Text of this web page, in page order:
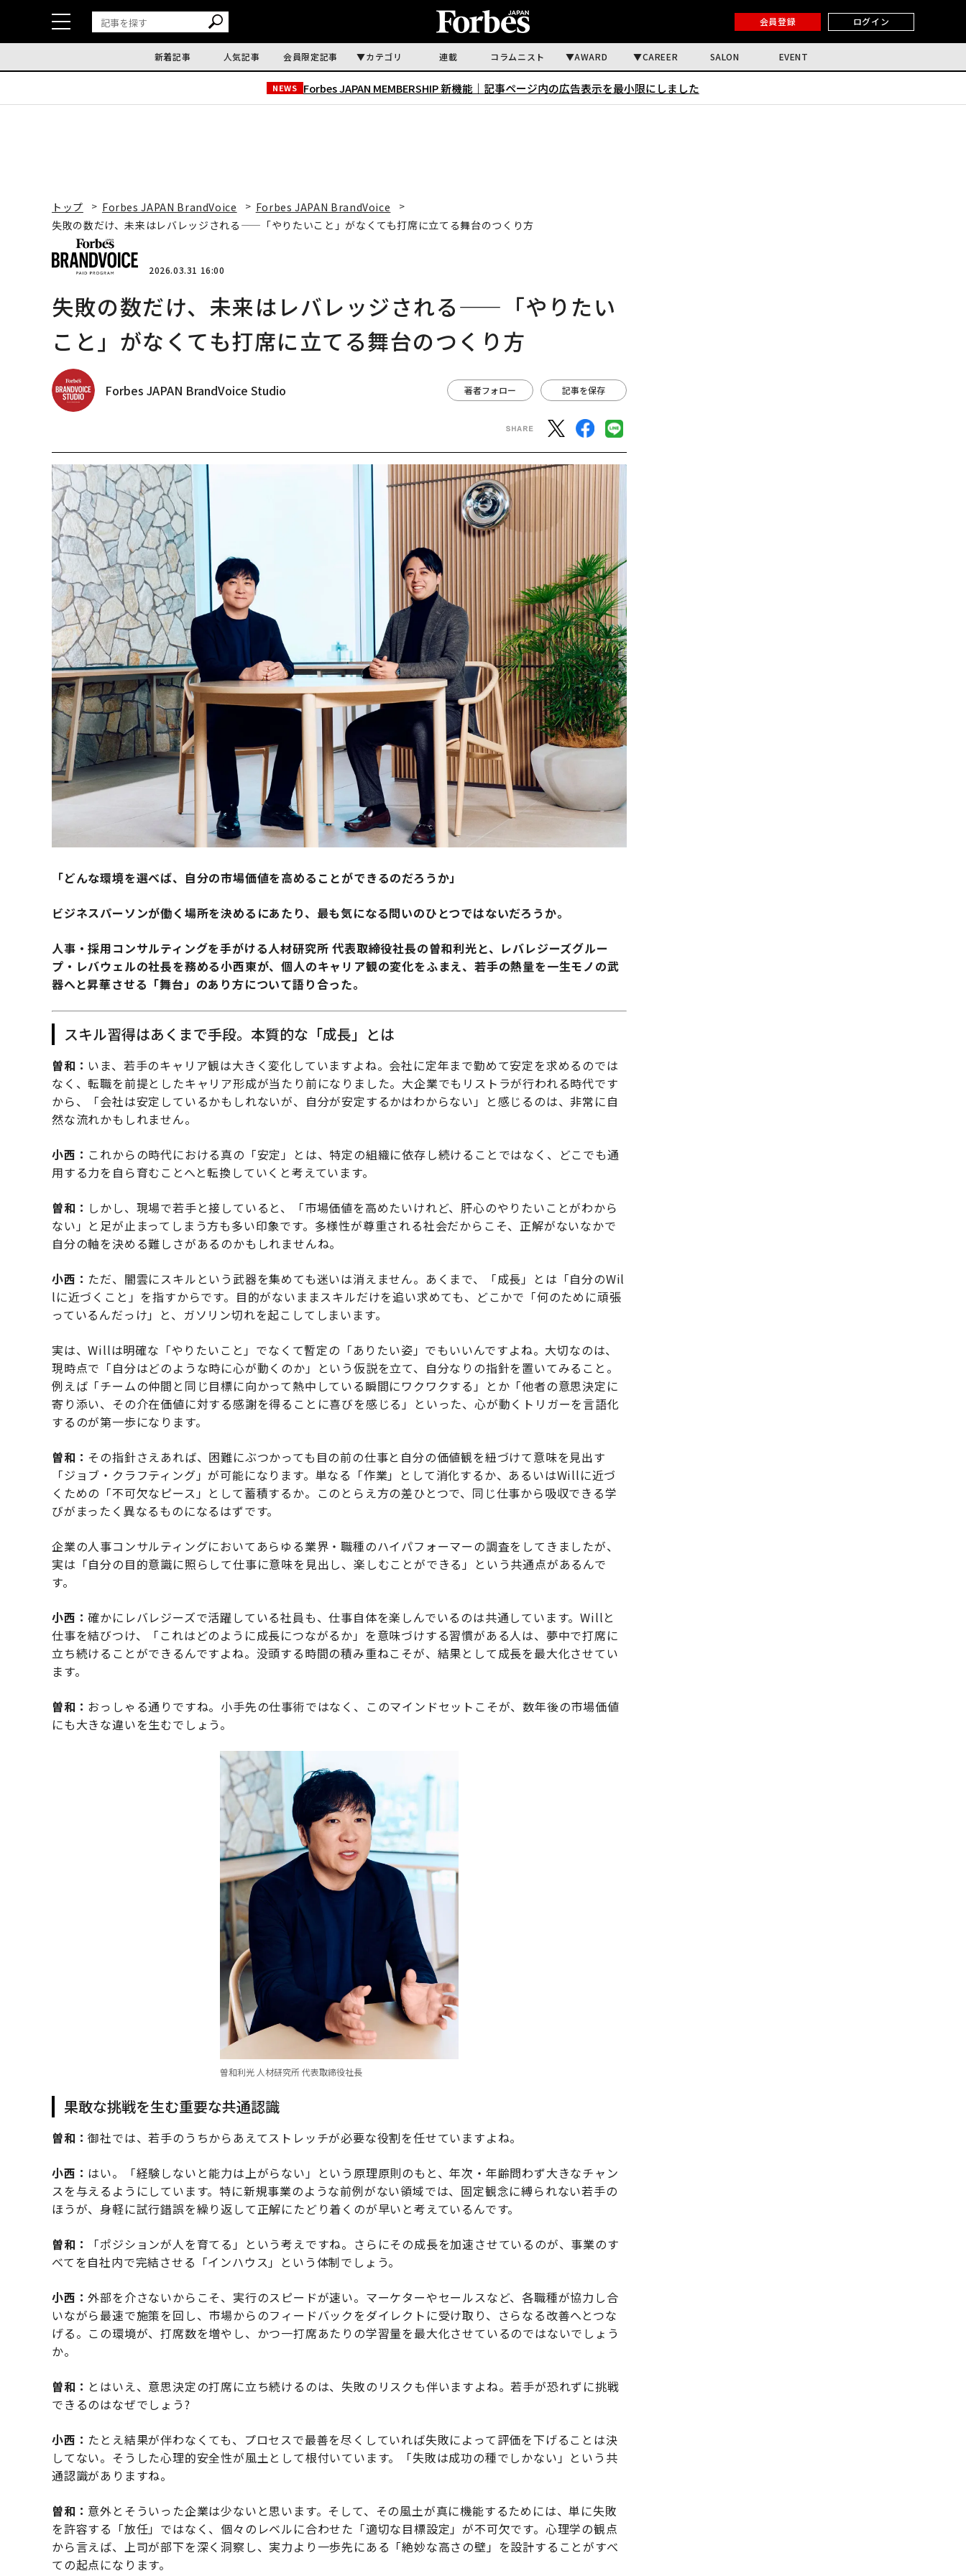
会員登録 ログイン
新着記事 人気記事 会員限定記事 カテゴリ 連載 コラムニスト AWARD CAREER SALON EVENT
NEWS Forbes JAPAN MEMBERSHIP 新機能｜ 記事ページ内の広告表示を最小限にしました
トップ Forbes JAPAN BrandVoice
Forbes JAPAN BrandVoice
失敗の数だけ、未来はレバレッジされる——「やりたいこと」がなくても打席に立てる舞台のつくり方
2026.03.31 16:00
失敗の数だけ、未来はレバレッジされる——「やりたい
こと」がなくても打席に立てる舞台のつくり方
Forbes JAPAN BrandVoice Studio 著者フォロー 記事を保存
「どんな環境を選べば、自分の市場価値を高めることができるのだろうか」
ビジネスパーソンが働く場所を決めるにあたり、最も気になる問いのひとつではないだろうか。
人事・採用コンサルティングを手がける人材研究所 代表取締役社長の曽和利光と、レバレジーズグルー
プ・レバウェルの社長を務める小西東が、個人のキャリア観の変化をふまえ、若手の熱量を一生モノの武
器へと昇華させる「舞台」のあり方について語り合った。
スキル習得はあくまで手段。本質的な「成長」とは
曽和： いま、若手のキャリア観は大きく変化していますよね。会社に定年まで勤めて安定を求めるのでは
なく、転職を前提としたキャリア形成が当たり前になりました。大企業でもリストラが行われる時代です
から、「会社は安定しているかもしれないが、自分が安定するかはわからない」と感じるのは、非常に自
然な流れかもしれません。
小西： これからの時代における真の「安定」とは、特定の組織に依存し続けることではなく、どこでも通
用する力を自ら育むことへと転換していくと考えています。
曽和： しかし、現場で若手と接していると、「市場価値を高めたいけれど、肝心のやりたいことがわから
ない」と足が止まってしまう方も多い印象です。多様性が尊重される社会だからこそ、正解がないなかで
自分の軸を決める難しさがあるのかもしれませんね。
小西： ただ、闇雲にスキルという武器を集めても迷いは消えません。あくまで、「成長」とは「自分のWil
lに近づくこと」を指すからです。目的がないままスキルだけを追い求めても、どこかで「何のために頑張
っているんだっけ」と、ガソリン切れを起こしてしまいます。
実は、Willは明確な「やりたいこと」でなくて暫定の「ありたい姿」でもいいんですよね。大切なのは、
現時点で「自分はどのような時に心が動くのか」という仮説を立て、自分なりの指針を置いてみること。
例えば「チームの仲間と同じ目標に向かって熱中している瞬間にワクワクする」とか「他者の意思決定に
寄り添い、その介在価値に対する感謝を得ることに喜びを感じる」といった、心が動くトリガーを言語化
するのが第一歩になります。
曽和： その指針さえあれば、困難にぶつかっても目の前の仕事と自分の価値観を紐づけて意味を見出す
「ジョブ・クラフティング」が可能になります。単なる「作業」として消化するか、あるいはWillに近づ
くための「不可欠なピース」として蓄積するか。このとらえ方の差ひとつで、同じ仕事から吸収できる学
びがまったく異なるものになるはずです。
企業の人事コンサルティングにおいてあらゆる業界・職種のハイパフォーマーの調査をしてきましたが、
実は「自分の目的意識に照らして仕事に意味を見出し、楽しむことができる」という共通点があるんで
す。
小西：確かにレバレジーズで活躍している社員も、仕事自体を楽しんでいるのは共通しています。Willと
仕事を結びつけ、「これはどのように成長につながるか」を意味づけする習慣がある人は、夢中で打席に
立ち続けることができるんですよね。没頭する時間の積み重ねこそが、結果として成長を最大化させてい
ます。
曽和： おっしゃる通りですね。小手先の仕事術ではなく、このマインドセットこそが、数年後の市場価値
にも大きな違いを生むでしょう。
曽和利光 人材研究所 代表取締役社長
果敢な挑戦を生む重要な共通認識
曽和：御社では、若手のうちからあえてストレッチが必要な役割を任せていますよね。
小西： はい。「経験しないと能力は上がらない」という原理原則のもと、年次・年齢問わず大きなチャン
スを与えるようにしています。特に新規事業のような前例がない領域では、固定観念に縛られない若手の
ほうが、身軽に試行錯誤を繰り返して正解にたどり着くのが早いと考えているんです。
曽和：
「ポジションが人を育てる」という考えですね。さらにその成長を加速させているのが、事業のす
べてを自社内で完結させる「インハウス」という体制でしょう。
小西：外部を介さないからこそ、実行のスピードが速い。マーケターやセールスなど、各職種が協力し合
いながら最速で施策を回し、市場からのフィードバックをダイレクトに受け取り、さらなる改善へとつな
げる。この環境が、打席数を増やし、かつ一打席あたりの学習量を最大化させているのではないでしょう
か。
曽和： とはいえ、意思決定の打席に立ち続けるのは、失敗のリスクも伴いますよね。若手が恐れずに挑戦
できるのはなぜでしょう?
小西： たとえ結果が伴わなくても、プロセスで最善を尽くしていれば失敗によって評価を下げることは決
してない。そうした心理的安全性が風土として根付いています。「失敗は成功の種でしかない」という共
通認識がありますね。
曽和： 意外とそういった企業は少ないと思います。そして、その風土が真に機能するためには、単に失敗
を許容する「放任」ではなく、個々のレベルに合わせた「適切な目標設定」が不可欠です。心理学の観点
から言えば、上司が部下を深く洞察し、実力より一歩先にある「絶妙な高さの壁」を設計することがすべ
ての起点になります。